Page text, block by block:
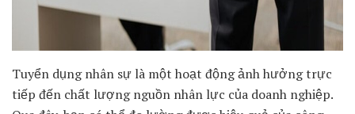
Tuyển dụng nhân sự là một hoạt động ảnh hưởng trực
tiếp đến chất lượng nguồn nhân lực của doanh nghiệp.